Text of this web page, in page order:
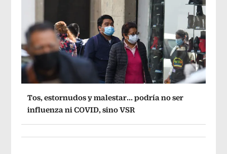
Tos, estornudos y malestar... podría no ser
influenza ni COVID, sino VSR